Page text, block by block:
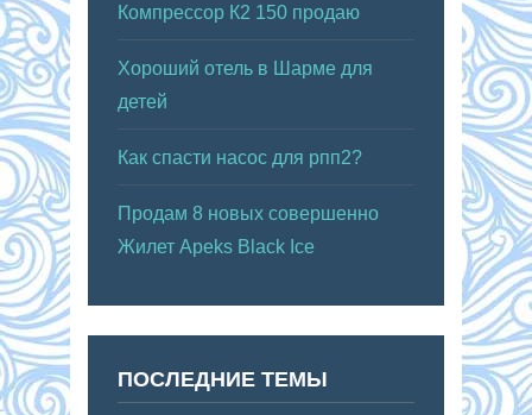
Компрессор К2 150 продаю
Хороший отель в Шарме для
детей
Как спасти насос для рпп2?
Продам 8 новых совершенно
Жилет Apeks Black Ice
ПОСЛЕДНИЕ ТЕМЫ